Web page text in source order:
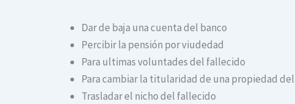
Dar de baja una cuenta del banco
Percibir la pensión por viudedad
Para ultimas voluntades del fallecido
Para cambiar la titularidad de una propiedad
Trasladar el nicho del fallecido